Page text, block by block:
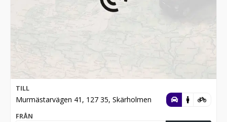
TILL
Murmästarvägen 41, 127 35, Skärholmen
FRÅN